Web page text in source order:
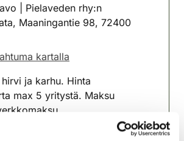
| Pielaveden rhy:n
Maaningantie 98, 72400
kartalla
välilehteen)
ja karhu. Hinta
max 5 yritystä. Maksu
viimeistään klo 19.00.